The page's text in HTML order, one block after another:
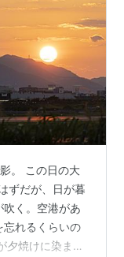
。 この日の大
ずだが、日が暮
く。空港があ
忘れるくらいの
夕焼けに染ま